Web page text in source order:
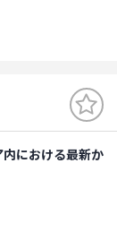
内における最新か